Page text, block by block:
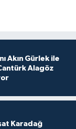
Akın Gürlek ile
Alagöz
Karadağ